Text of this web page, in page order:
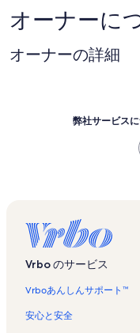
オーナーに
オーナーの詳細
弊社サービス
Vrbo のサービス
Vrboあんしんサポート™
安心と安全